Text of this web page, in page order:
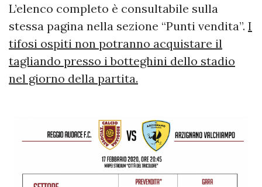
L’elenco completo è consultabile sulla
stessa pagina nella sezione “Punti vendita”. I
tifosi ospiti non potranno acquistare il
tagliando presso i botteghini dello stadio
nel giorno della partita.